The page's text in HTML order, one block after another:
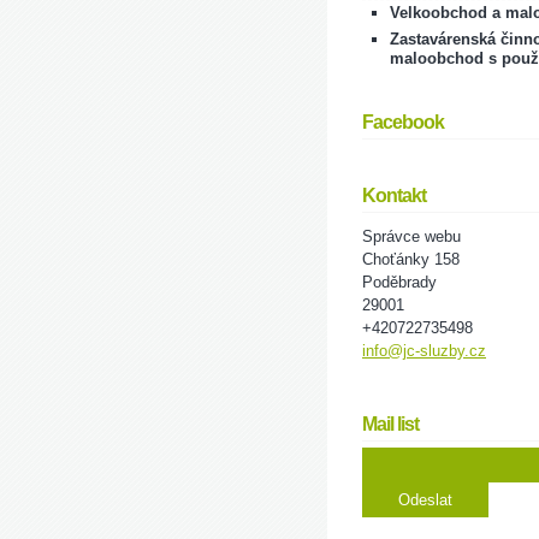
Velkoobchod a
Zastavárenská
maloobchod s
Facebook
Kontakt
Správce webu
Choťánky 158
Poděbrady
29001
+420722735498
info@jc-sluzby.cz
Mail list